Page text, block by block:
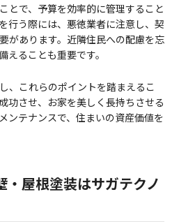
とで、予算を効率的に管理すること
行う際には、悪徳業者に注意し、契
があります。近隣住民への配慮を忘
えることも重要です。
、これらのポイントを踏まえるこ
功させ、お家を美しく長持ちさせる
ンテナンスで、住まいの資産価値を
・屋根塗装はサガテクノ